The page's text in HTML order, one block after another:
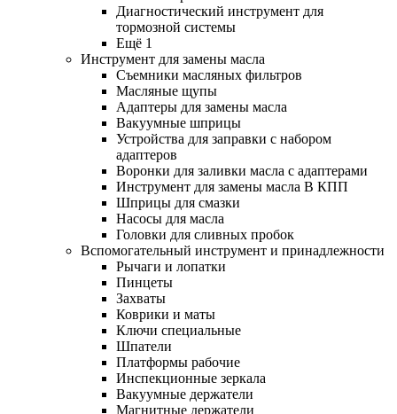
Диагностический инструмент для
тормозной системы
Ещё 1
Инструмент для замены масла
Съемники масляных фильтров
Масляные щупы
Адаптеры для замены масла
Вакуумные шприцы
Устройства для заправки с набором
адаптеров
Воронки для заливки масла с адаптерами
Инструмент для замены масла В КПП
Шприцы для смазки
Насосы для масла
Головки для сливных пробок
Вспомогательный инструмент и принадлежности
Рычаги и лопатки
Пинцеты
Захваты
Коврики и маты
Ключи специальные
Шпатели
Платформы рабочие
Инспекционные зеркала
Вакуумные держатели
Магнитные держатели